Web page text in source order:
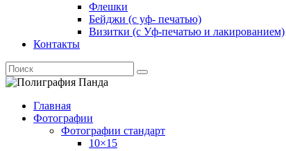
Флешки
Бейджи (с уф- печатью)
Визитки (с Уф-печатью и лакированием)
Контакты
Главная
Фотографии
Фотографии стандарт
10×15